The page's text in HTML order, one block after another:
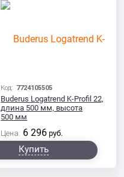
Код: 7724105505
Buderus Logatrend K-Profil 22,
длина 500 мм, высота
500 мм
Цена: 6 296 руб.
Купить